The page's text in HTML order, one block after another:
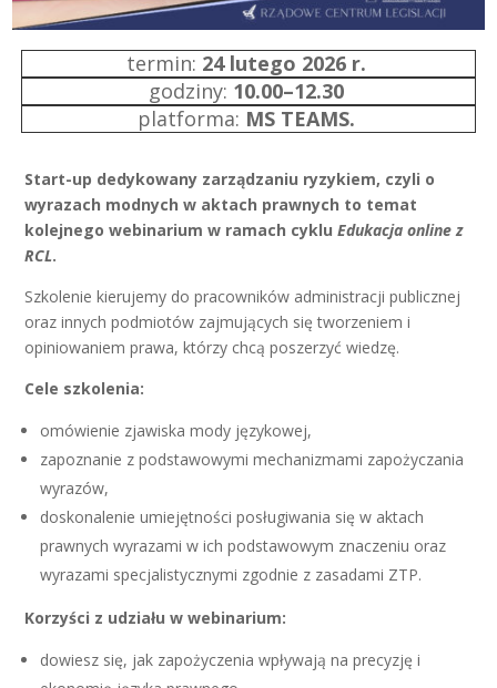
termin: 24 lutego 2026 r.
godziny: 10.00–12.30
platforma: MS TEAMS.
Start-up dedykowany zarządzaniu ryzykiem, czyli o
wyrazach modnych w aktach prawnych to temat
kolejnego webinarium w ramach cyklu Edukacja online z
RCL.
Szkolenie kierujemy do pracowników administracji publicznej
oraz innych podmiotów zajmujących się tworzeniem i
opiniowaniem prawa, którzy chcą poszerzyć wiedzę.
Cele szkolenia:
omówienie zjawiska mody językowej,
zapoznanie z podstawowymi mechanizmami zapożyczania
wyrazów,
doskonalenie umiejętności posługiwania się w aktach
prawnych wyrazami w ich podstawowym znaczeniu oraz
wyrazami specjalistycznymi zgodnie z zasadami ZTP.
Korzyści z udziału w webinarium:
dowiesz się, jak zapożyczenia wpływają na precyzję i